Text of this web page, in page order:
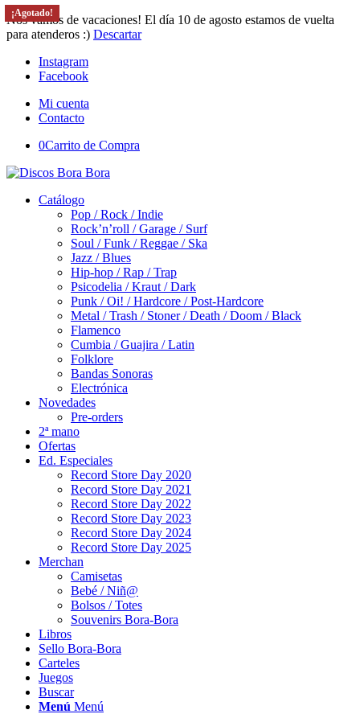
Nos vamos de vacaciones! El día 10 de agosto estamos de vuelta
para atenderos :) Descartar
Instagram
Facebook
Mi cuenta
Contacto
0Carrito de Compra
Catálogo
Pop / Rock / Indie
Rock’n’roll / Garage / Surf
Soul / Funk / Reggae / Ska
Jazz / Blues
Hip-hop / Rap / Trap
Psicodelia / Kraut / Dark
Punk / Oi! / Hardcore / Post-Hardcore
Metal / Trash / Stoner / Death / Doom / Black
Flamenco
Cumbia / Guajira / Latin
Folklore
Bandas Sonoras
Electrónica
Novedades
Pre-orders
2ª mano
Ofertas
Ed. Especiales
Record Store Day 2020
Record Store Day 2021
Record Store Day 2022
Record Store Day 2023
Record Store Day 2024
Record Store Day 2025
Merchan
Camisetas
Bebé / Niñ@
Bolsos / Totes
Souvenirs Bora-Bora
Libros
Sello Bora-Bora
Carteles
Juegos
Buscar
Menú Menú
¡Agotado!
¡Agotado!
¡Agotado!
¡Agotado!